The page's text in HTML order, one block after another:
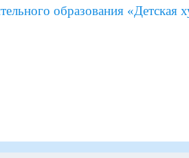
образования «Детская